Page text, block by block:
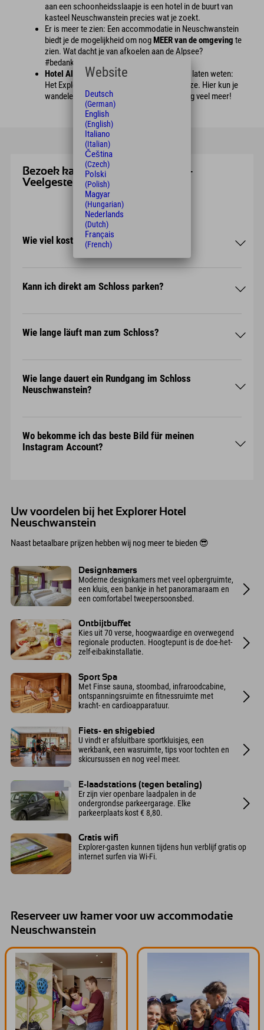
aan een schoonheidsslaapje is een hotel in de buurt van
kasteel Neuschwanstein precies wat je zoekt.
Er is meer te zien: Een accommodatie in Neuschwanstein
biedt je de mogelijkheid om nogMEER van de omgeving te
zien. Wat dacht je van afkoelen aan de Alpsee?
#bedanktlater
Hotel Alpspitze: We willen je even snel iets laten weten:
Het Explorer Hotel ligt direct aan de Alpspitze. Hier kun je
wandelen, de Alpspitzcoaster nemen en nog veel meer!
Bezoek kasteel Neuschwanstein -
Veelgestelde vragen
Wie viel kostet Eintritt Neuschwanstein?
Kinder & Jugendliche bis zum 18. Lebensjahr:
online
Kann ich direkt am Schloss parken?
Wie lange läuft man zum Schloss?
Wie lange dauert ein Rundgang im Schloss
Neuschwanstein?
Wo bekomme ich das beste Bild für meinen
Instagram Account?
Uw voordelen bij het Explorer Hotel
Neuschwanstein
Naast betaalbare prijzen hebben wij nog meer te bieden 😎
Designkamers
Moderne designkamers met veel opbergruimte,
een kluis, een bankje in het panoramaraam en
een comfortabel tweepersoonsbed.
Ontbijtbuffet
Kies uit 70 verse, hoogwaardige en overwegend
regionale producten. Hoogtepunt is de doe-het-
zelf-eibakinstallatie.
Sport Spa
Met Finse sauna, stoombad, infraroodcabine,
ontspanningsruimte en fitnessruimte met
kracht- en cardioapparatuur.
Fiets- en skigebied
U vindt er afsluitbare sportkluisjes, een
werkbank, een wasruimte, tips voor tochten en
skicursussen en nog veel meer.
E-laadstations (tegen betaling)
Er zijn vier openbare laadpalen in de
ondergrondse parkeergarage. Elke
parkeerplaats kost € 8,80.
Gratis wifi
Explorer-gasten kunnen tijdens hun verblijf gratis op
internet surfen via Wi-Fi.
Reserveer uw kamer voor uw accommodatie
Neuschwanstein
Website
Deutsch
(German)
English
(English)
Italiano
(Italian)
Čeština
(Czech)
Polski
(Polish)
Magyar
(Hungarian)
Nederlands
(Dutch)
Français
(French)